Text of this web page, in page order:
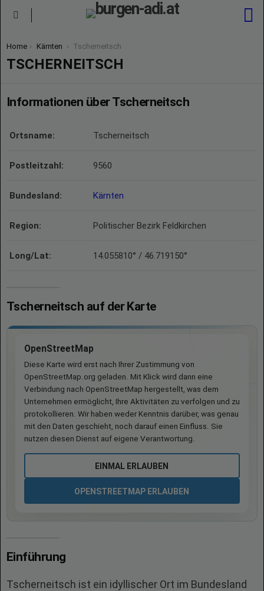
You are here:
Home Kärnten Tscherneitsch
TSCHERNEITSCH
Informationen über Tscherneitsch
Ortsname: Tscherneitsch
Postleitzahl: 9560
Bundesland: Kärnten
Region: Politischer Bezirk Feldkirchen
Long/Lat: 14.055810° / 46.719150°
Tscherneitsch auf der Karte
OpenStreetMap
Diese Karte wird erst nach Ihrer Zustimmung von
OpenStreetMap.org geladen. Mit Klick wird dann eine
Verbindung nach OpenStreetMap hergestellt, was dem
Unternehmen ermöglicht, Ihre Aktivitäten zu verfolgen und zu
protokollieren. Wir haben weder Kenntnis darüber, was genau
mit den Daten geschieht, noch darauf einen Einfluss. Sie
nutzen diesen Dienst auf eigene Verantwortung.
EINMAL ERLAUBEN
OPENSTREETMAP ERLAUBEN
Einführung
Tscherneitsch ist ein idyllischer Ort im Bundesland